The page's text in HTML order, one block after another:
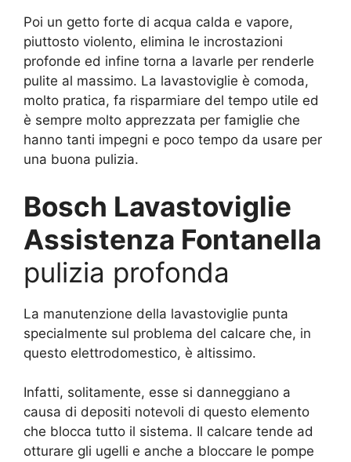
Poi un getto forte di acqua calda e vapore,
piuttosto violento, elimina le incrostazioni
profonde ed infine torna a lavarle per renderle
pulite al massimo. La lavastoviglie è comoda,
molto pratica, fa risparmiare del tempo utile ed
è sempre molto apprezzata per famiglie che
hanno tanti impegni e poco tempo da usare per
una buona pulizia.
Bosch Lavastoviglie
Assistenza Fontanella
pulizia profonda
La manutenzione della lavastoviglie punta
specialmente sul problema del calcare che, in
questo elettrodomestico, è altissimo.
Infatti, solitamente, esse si danneggiano a
causa di depositi notevoli di questo elemento
che blocca tutto il sistema. Il calcare tende ad
otturare gli ugelli e anche a bloccare le pompe